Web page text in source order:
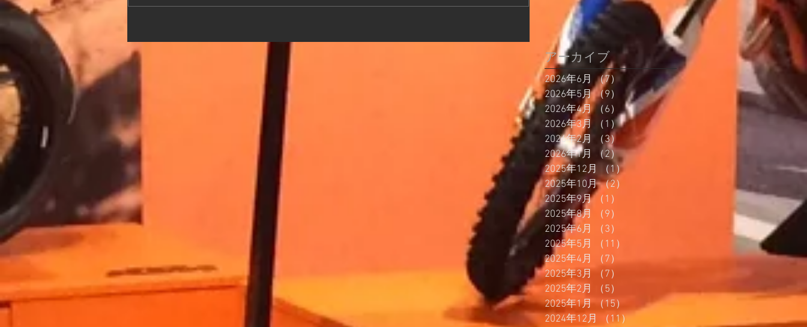
アーカイブ
2026年6月 （7） 7件の記事
2026年5月 （9）
9件の記事
2026年4月 （6） 6件の記事
2026年3月
（1）1件の記事
2026年2月
（3）
3件の記事
2026年1月
（2）2件の記事
2025年12月
（1）
2025年10月 （2）
2025年9月 （1）
2025年8月
（9）
2025年6月
（3）
2025年5月
（11）
2025年4月
（7）
2025年3月
（7）
2025年2月
（5）
2025年1月 （15）
15件の記事
2024年12月
（11）